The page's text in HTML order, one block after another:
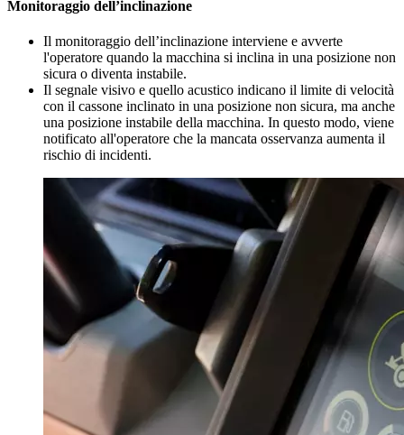
Monitoraggio dell’inclinazione
Il monitoraggio dell’inclinazione interviene e avverte
l'operatore quando la macchina si inclina in una posizione non
sicura o diventa instabile.
Il segnale visivo e quello acustico indicano il limite di velocità
con il cassone inclinato in una posizione non sicura, ma anche
una posizione instabile della macchina. In questo modo, viene
notificato all'operatore che la mancata osservanza aumenta il
rischio di incidenti.